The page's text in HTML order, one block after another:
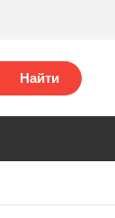
Найти